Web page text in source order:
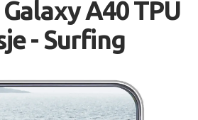
A40 TPU
- Surfing